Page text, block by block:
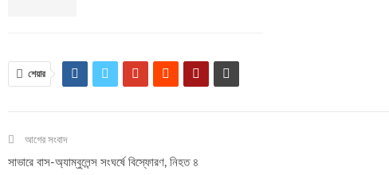
শেয়ার
আগের সংবাদ
সাভারে বাস-অ্যাম্বুলেন্স সংঘর্ষে বিস্ফোরণ, নিহত ৪